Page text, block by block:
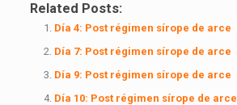
Related Posts:
Día 4: Post régimen sírope de arce
Día 7: Post régimen sírope de arce
Día 9: Post régimen sírope de arce
Día 10: Post régimen sírope de arce